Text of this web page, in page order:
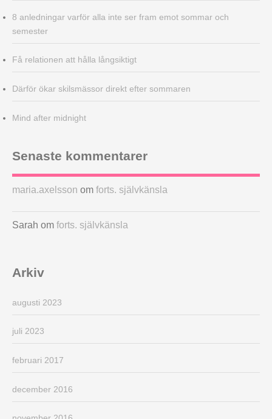
8 anledningar varför alla inte ser fram emot sommar och
semester
Få relationen att hålla långsiktigt
Därför ökar skilsmässor direkt efter sommaren
Mind after midnight
Senaste kommentarer
maria.axelsson om forts. självkänsla
Sarah om forts. självkänsla
Arkiv
augusti 2023
juli 2023
februari 2017
december 2016